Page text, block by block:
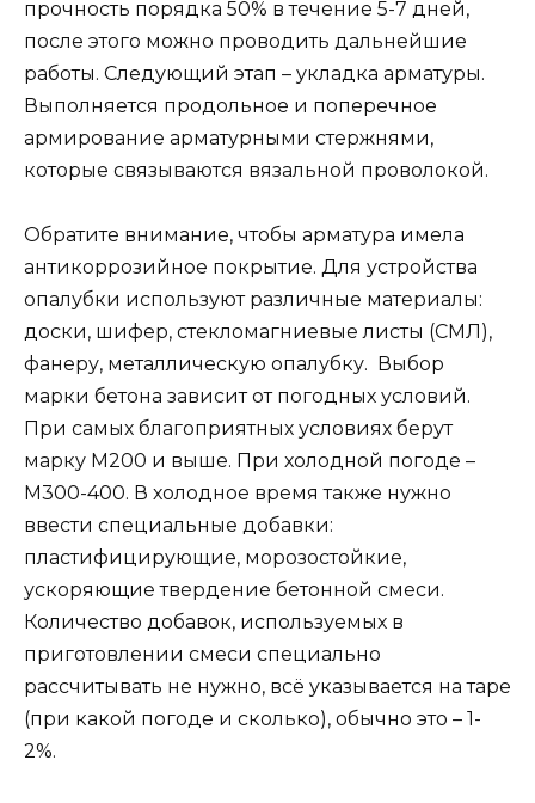
прочность порядка 50% в течение 5-7 дней,
после этого можно проводить дальнейшие
работы. Следующий этап – укладка арматуры.
Выполняется продольное и поперечное
армирование арматурными стержнями,
которые связываются вязальной проволокой.
Обратите внимание, чтобы арматура имела
антикоррозийное покрытие. Для устройства
опалубки используют различные материалы:
доски, шифер, стекломагниевые листы (СМЛ),
фанеру, металлическую опалубку. Выбор
марки бетона зависит от погодных условий.
При самых благоприятных условиях берут
марку М200 и выше. При холодной погоде –
М300-400. В холодное время также нужно
ввести специальные добавки:
пластифицирующие, морозостойкие,
ускоряющие твердение бетонной смеси.
Количество добавок, используемых в
приготовлении смеси специально
рассчитывать не нужно, всё указывается на таре
(при какой погоде и сколько), обычно это – 1-
2%.